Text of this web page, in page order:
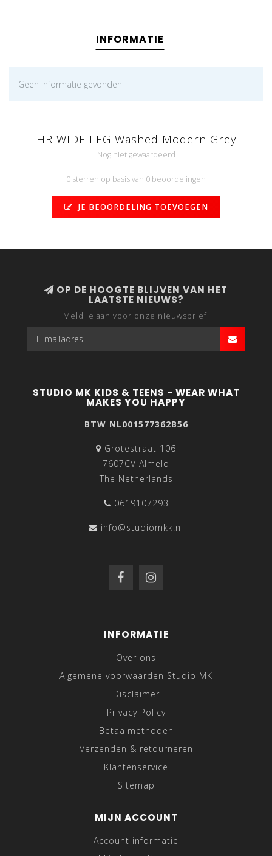
INFORMATIE
Geen informatie gevonden
HR WIDE LEG Washed Modern Grey
Nog niet gewaardeerd
0 sterren op basis van 0 beoordelingen
JE BEOORDELING TOEVOEGEN
OP DE HOOGTE BLIJVEN VAN HET
LAATSTE NIEUWS?
Meld je aan voor onze nieuwsbrief!
STUDIO MK KIDS & TEENS - WEAR WHAT
MAKES YOU HAPPY
BTW NL001577362B56
Grotestraat 106
7607CV Almelo
The Netherlands
0619107293
info@studiomkk.nl
INFORMATIE
Over ons
Algemene voorwaarden Studio MK
Disclaimer
Privacy Policy
Betaalmethoden
Verzenden & retourneren
Klantenservice
Sitemap
MIJN ACCOUNT
Account informatie